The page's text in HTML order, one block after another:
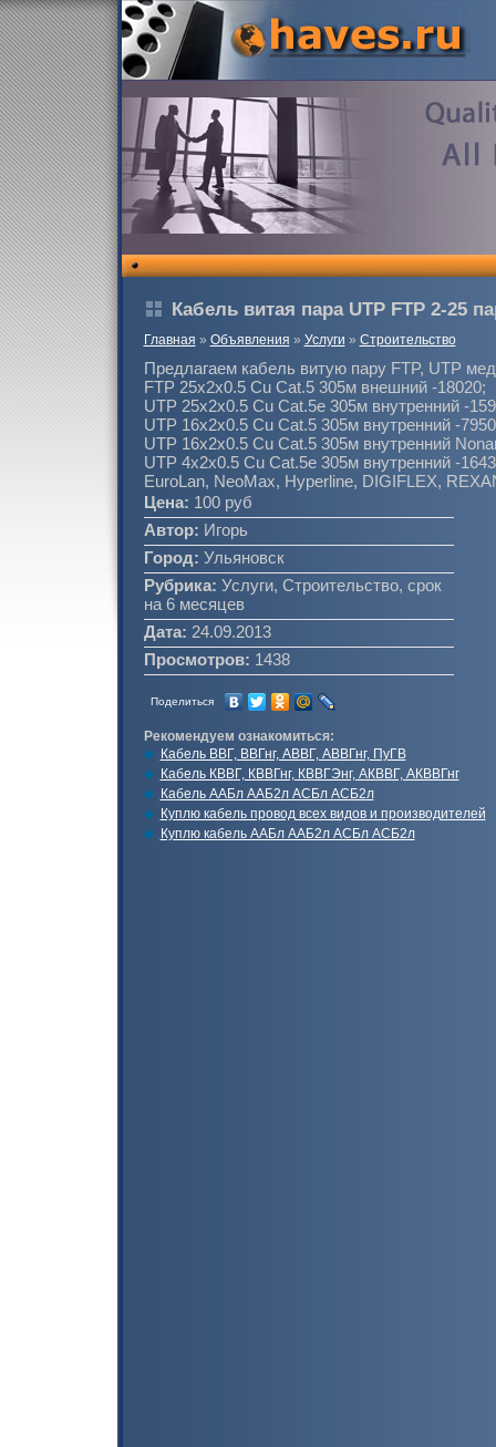
Кабель витая пара UTP FTP 2-25
Главная » Объявления » Услуги » Строительство
Предлагаем кабель витую пару FTP, UTP
FTP 25х2х0.5 Cu Cat.5 305м внешний -18020;
UTP 25х2х0.5 Cu Cat.5e 305м внутренний -
UTP 16х2х0.5 Cu Cat.5 305м внутренний -
UTP 16х2х0.5 Cu Cat.5 305м внутренний
UTP 4х2х0.5 Cu Cat.5e 305м внутренний -
EuroLan, NeoMax, Hyperline, DIGIFLEX,
Цена: 100 руб
Автор: Игорь
Город: Ульяновск
Рубрика: Услуги, Строительство, срок
на 6 месяцев
Дата: 24.09.2013
Просмотров: 1438
Поделиться
Рекомендуем ознакомиться:
Кабель ВВГ, ВВГнг, АВВГ, АВВГнг, ПуГВ
Кабель КВВГ, КВВГнг, КВВГЭнг, АКВВГ, АКВВГнг
Кабель ААБл ААБ2л АСБл АСБ2л
Куплю кабель провод всех видов и производителей
Куплю кабель ААБл ААБ2л АСБл АСБ2л